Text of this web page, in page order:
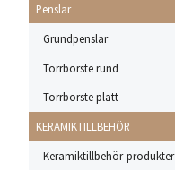
Penslar
Grundpenslar
Torrborste rund
Torrborste platt
KERAMIKTILLBEHÖR
Keramiktillbehör-produkter